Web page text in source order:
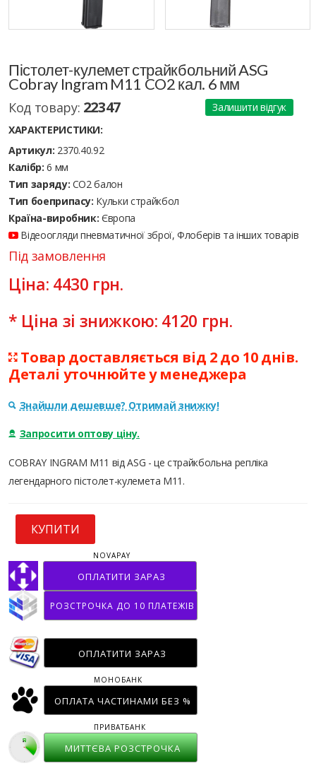
Пістолет-кулемет страйкбольний ASG
Cobray Ingram M11 CO2 кал. 6 мм
Код товару: 22347
Залишити відгук
ХАРАКТЕРИСТИКИ:
Артикул: 2370.40.92
Калібр: 6 мм
Тип заряду: CO2 балон
Тип боеприпасу: Кульки страйкбол
Країна-виробник: Європа
Відеоогляди пневматичної зброї, Флоберів та інших товарів
Під замовлення
Ціна: 4430 грн.
* Ціна зі знижкою: 4120 грн.
Товар доставляється від 2 до 10 днів.
Деталі уточнюйте у менеджера
Знайшли дешевше? Отримай знижку!
Запросити оптову ціну.
COBRAY INGRAM M11 від ASG - це страйкбольна репліка
легендарного пістолет-кулемета M11.
КУПИТИ
ОПЛАТИТИ ЗАРАЗ
NOVAPAY
РОЗСТРОЧКА ДО 10 ПЛАТЕЖІВ
ОПЛАТИТИ ЗАРАЗ
ОПЛАТА ЧАСТИНАМИ БЕЗ %
МОНОБАНК
МИТТЄВА РОЗСТРОЧКА
ПРИВАТБАНК